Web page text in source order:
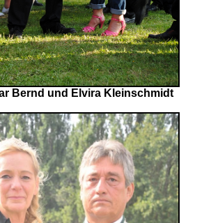
Bernd und Elvira Kleinschmidt